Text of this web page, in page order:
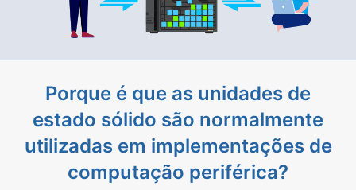
Porque é que as unidades de
estado sólido são normalmente
utilizadas em implementações de
computação periférica?